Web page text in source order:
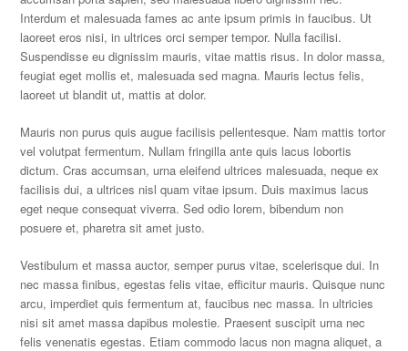
Interdum et malesuada fames ac ante ipsum primis in faucibus. Ut
laoreet eros nisi, in ultrices orci semper tempor. Nulla facilisi.
Suspendisse eu dignissim mauris, vitae mattis risus. In dolor massa,
feugiat eget mollis et, malesuada sed magna. Mauris lectus felis,
laoreet ut blandit ut, mattis at dolor.
Mauris non purus quis augue facilisis pellentesque. Nam mattis tortor
vel volutpat fermentum. Nullam fringilla ante quis lacus lobortis
dictum. Cras accumsan, urna eleifend ultrices malesuada, neque ex
facilisis dui, a ultrices nisl quam vitae ipsum. Duis maximus lacus
eget neque consequat viverra. Sed odio lorem, bibendum non
posuere et, pharetra sit amet justo.
Vestibulum et massa auctor, semper purus vitae, scelerisque dui. In
nec massa finibus, egestas felis vitae, efficitur mauris. Quisque nunc
arcu, imperdiet quis fermentum at, faucibus nec massa. In ultricies
nisi sit amet massa dapibus molestie. Praesent suscipit urna nec
felis venenatis egestas. Etiam commodo lacus non magna aliquet, a